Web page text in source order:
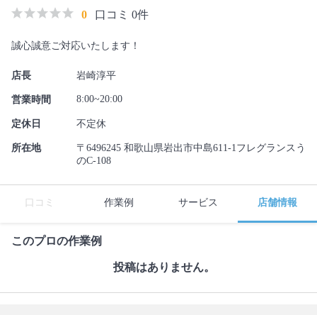
0
口コミ 0件
誠心誠意ご対応いたします！
店長 岩崎淳平
営業時間 8:00~20:00
定休日 不定休
所在地
〒6496245 和歌山県岩出市中島611-1フレグランスう
のC-108
口コミ 作業例 サービス 店舗情報
このプロの作業例
投稿はありません。